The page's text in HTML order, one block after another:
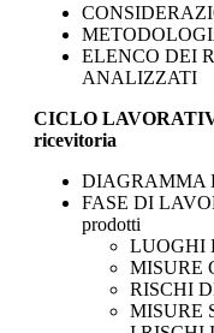
ELENCO DEI
ANALIZZATI
CICLO
ricevitoria
DIAGRAMMA
FASE DI
prodotti
LUOGHI
MISURE
RISCHI
MISURE